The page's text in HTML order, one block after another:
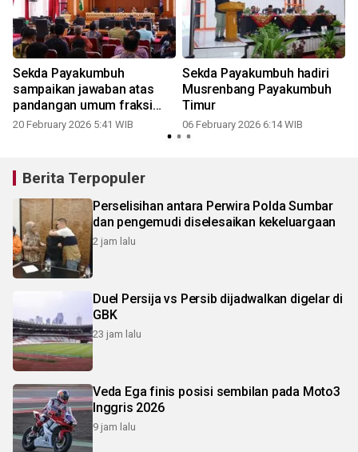
Sekda Payakumbuh
sampaikan jawaban atas
pandangan umum fraksi
DPRD
20 February 2026 5:41 WIB
Sekda Payakumbuh hadiri
Musrenbang Payakumbuh
Timur
06 February 2026 6:14 WIB
Berita Terpopuler
Perselisihan antara Perwira Polda Sumbar
dan pengemudi diselesaikan kekeluargaan
2 jam lalu
Duel Persija vs Persib dijadwalkan digelar di
GBK
23 jam lalu
Veda Ega finis posisi sembilan pada Moto3
Inggris 2026
9 jam lalu